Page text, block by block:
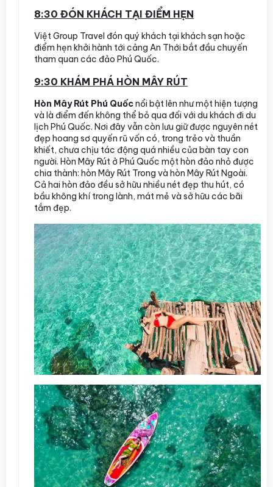
8:30 ĐÓN KHÁCH TẠI ĐIỂM HẸN
Việt Group Travel đón quý khách tại khách sạn hoặc
điểm hẹn khởi hành tới cảng An Thới bắt đầu chuyến
tham quan các đảo Phú Quốc.
9:30 KHÁM PHÁ HÒN MÂY RÚT
Hòn Mây Rút Phú Quốcnổi bật lên như một hiện tượng
và là điểm đến không thể bỏ qua đối với du khách đi du
lịch Phú Quốc. Nơi đây vẫn còn lưu giữ được nguyên nét
đẹp hoang sơ quyến rũ vốn có, trong trẻo và thuần
khiết, chưa chịu tác động quá nhiều của bàn tay con
người. Hòn Mây Rút ở Phú Quốc một hòn đảo nhỏ được
chia thành: hòn Mây Rút Trong và hòn Mây Rút Ngoài.
Cả hai hòn đảo đều sở hữu nhiều nét đẹp thu hút, có
bầu không khí trong lành, mát mẻ và sở hữu các bãi
tắm đẹp.